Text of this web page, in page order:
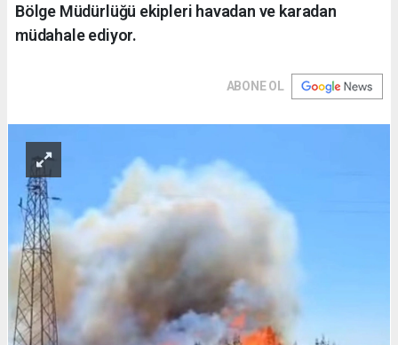
Bölge Müdürlüğü ekipleri havadan ve karadan
müdahale ediyor.
ABONE OL